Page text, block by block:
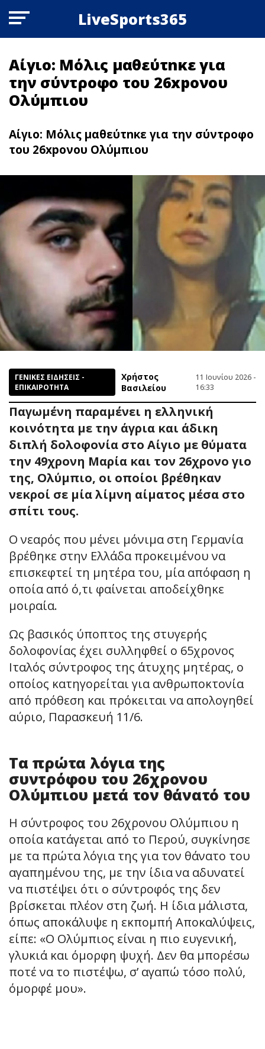
LiveSports365
Αίγιο: Μόλις μαθεύτnκε για
την σύντροφο του 26xpoνου
Ολύμπιου
Αίγιο: Μόλις μαθεύτnκε για την σύντροφο
του 26xpoνου Ολύμπιου
ΓΕΝΙΚΕΣ ΕΙΔΗΣΕΙΣ -
ΕΠΙΚΑΙΡΟΤΗΤΑ
Χρήστος
Βασιλείου
11 Ιουνίου 2026 -
16:33
Παγωμένη παραμένει η ελληνική
κοινότητα με την άγρια και άδικη
διπλή δολοφονία στο Αίγιο με θύματα
την 49χρονη Μαρία και τον 26χρονο γιο
της, Ολύμπιο, οι οποίοι βρέθηκαν
νεκροί σε μία λίμνη αίματος μέσα στο
σπίτι τους.
Ο νεαρός που μένει μόνιμα στη Γερμανία
βρέθηκε στην Ελλάδα προκειμένου να
επισκεφτεί τη μητέρα του, μία απόφαση η
οποία από ό,τι φαίνεται αποδείχθηκε
μοιραία.
Ως βασικός ύποπτος της στυγερής
δολοφονίας έχει συλληφθεί ο 65χρονος
Ιταλός σύντροφος της άτυχης μητέρας, ο
οποίος κατηγορείται για ανθρωποκτονία
από πρόθεση και πρόκειται να απολογηθεί
αύριο, Παρασκευή 11/6.
Τα πρώτα λόγια της
συντρόφου του 26χρονου
Ολύμπιου μετά τον θάνατό του
Η σύντροφος του 26χρονου Ολύμπιου η
οποία κατάγεται από το Περού, συγκίνησε
με τα πρώτα λόγια της για τον θάνατο του
αγαπημένου της, με την ίδια να αδυνατεί
να πιστέψει ότι ο σύντροφός της δεν
βρίσκεται πλέον στη ζωή. Η ίδια μάλιστα,
όπως αποκάλυψε η εκπομπή Αποκαλύψεις,
είπε: «Ο Ολύμπιος είναι η πιο ευγενική,
γλυκιά και όμορφη ψυχή. Δεν θα μπορέσω
ποτέ να το πιστέψω, σ’ αγαπώ τόσο πολύ,
όμορφέ μου».